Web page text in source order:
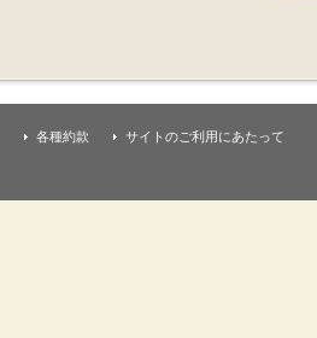
各種約款 サイトのご利用にあたって